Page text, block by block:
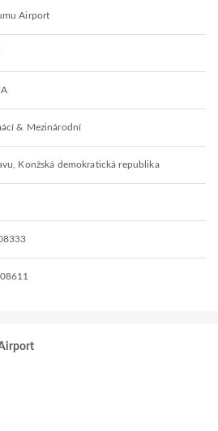
Airport
& Mezinárodní
Konžská demokratická republika